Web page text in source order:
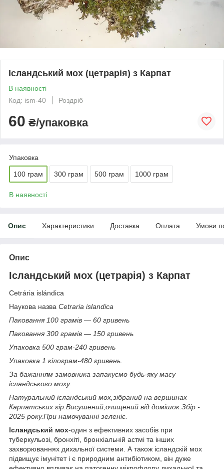
Ісландський мох (цетрарія) з Карпат
В наявності
Код: ism-40
Роздріб
60 ₴/упаковка
Упаковка
100 грам 300 грам 500 грам 1000 грам
В наявності
Опис Характеристики Доставка Оплата Умови
Опис
Ісландський мох (цетрарія) з Карпат
Cetrária islándica
Наукова назва Cetraria islandica
Паковання 100 грамів — 60 гривень
Паковання 300 грамів — 150 гривень
Упаковка 500 грам-240 гривень
Упаковка 1 кілограм-480 гривень.
За бажанням замовника запакуємо будь-яку масу
ісландського моху.
Натуральний ісландський мох,зібраний на вершинах
Карпатських гір.Висушений,очищений від домішок.Збір -
2025 року.При намочуванні зеленіє.
Ісландський мох-один з ефективних засобів при
туберкульозі, бронхіті, бронхіальній астмі та інших
захворюваннях дихальної системи. А також іcландскій мох
підвищує імунітет і є природним антибіотиком, він дуже